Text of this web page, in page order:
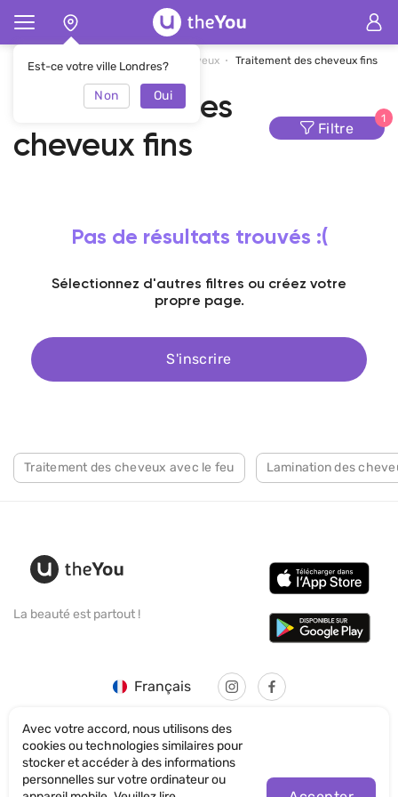
Est-ce votre ville Londres?
Non Oui
Page d'accueil Traitement de cheveux Traitement des cheveux fins
Traitement des
cheveux fins
Filtre
1
Pas de résultats trouvés :(
Sélectionnez d'autres filtres ou créez votre
propre page.
S'inscrire
Traitement des cheveux avec le feu Lamination des
La beauté est partout !
Français
© SANTICUM INTERNATIONAL LTD
Avec votre accord, nous utilisons des
cookies ou technologies similaires pour
stocker et accéder à des informations
personnelles sur votre ordinateur ou